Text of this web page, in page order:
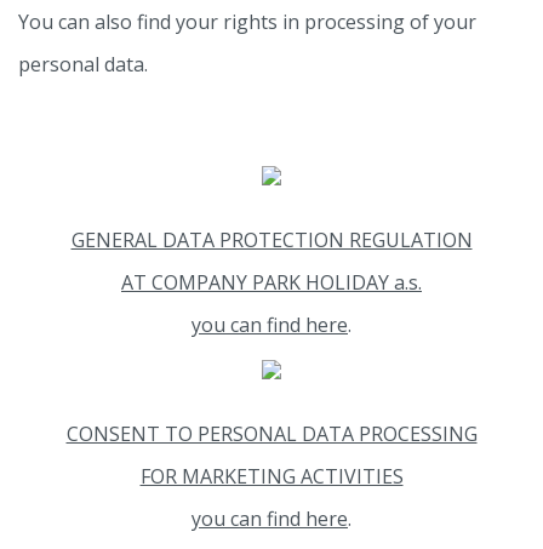
You can also find your rights in processing of your
personal data.
GENERAL DATA PROTECTION REGULATION
AT COMPANY PARK HOLIDAY a.s.
you can find here.
CONSENT TO PERSONAL DATA PROCESSING
FOR MARKETING ACTIVITIES
you can find here.